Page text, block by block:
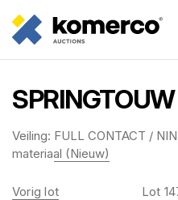
Veiling: FULL CONTACT /
materiaal (Nieuw)
Vorig lot Lot